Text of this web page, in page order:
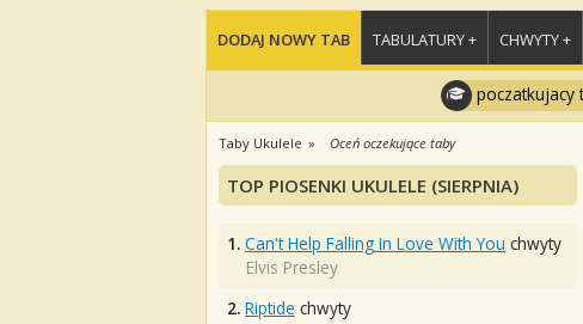
DODAJ NOWY TAB TABULATURY + CHWYTY +
poczatkujacy
Taby Ukulele Oceń oczekujące taby
TOP PIOSENKI UKULELE (SIERPNIA)
1. Can't Help Falling In Love With You chwyty
Elvis Presley
2. Riptide chwyty